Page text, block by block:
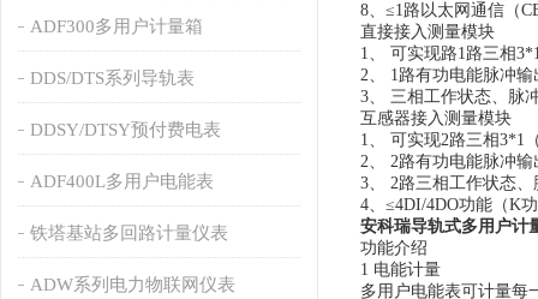
ADF300多用户计量箱
DDS/DTS系列导轨表
DDSY/DTSY预付费电表
ADF400L多用户电能表
铁塔基站多回路计量仪表
ADW系列电力物联网仪表
8、≤1路以太网通信（
直接接入测量模块
1、 可实现路1路三相
2、 1路有功电能脉冲输
3、 三相工作状态、脉
互感器接入测量模块
1、 可实现2路三相3*1
2、 2路有功电能脉冲输
3、 2路三相工作状态
4、≤4DI/4DO功能（K
安科瑞导轨式多用户计
功能介绍
1 电能计量
多用户电能表可计量每